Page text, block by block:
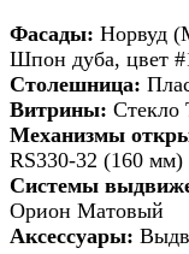
Фасады: Норвуд
Шпон дуба, цвет
Столешница:
Витрины: Cтекло
Механизмы
RS330-32 (160 мм)
Системы
Орион Матовый
Аксессуары: